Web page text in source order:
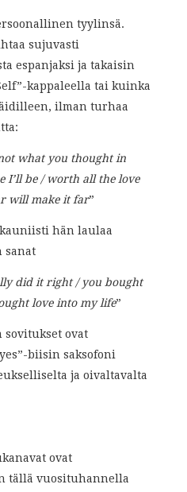
tyylinsä.
sujuvasti
espanjaksi ja takaisin
kappaleella tai kuinka
ilman turhaa
what you thought in
I’ll be / worth all the love
will make it far”
hän laulaa
sanat
did it right / you bought
love into my life”
sovitukset ovat
biisin saksofoni
ja oivaltavalta
ovat
tällä vuosituhannella